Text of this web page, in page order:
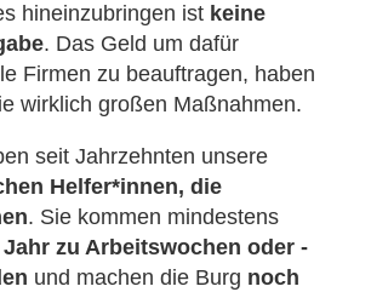
hineinzubringen ist keine
. Das Geld um dafür
Firmen zu beauftragen, haben
wirklich großen Maßnahmen.
seit Jahrzehnten unsere
Helfer*innen, die
. Sie kommen mindestens
zu Arbeitswochen oder -
und machen die Burg noch